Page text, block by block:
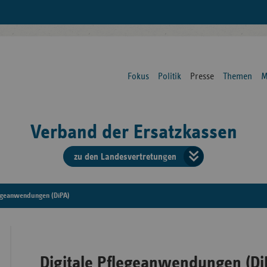
Fokus Politik Presse Themen
Verband der Ersatzkassen
zu den Landesvertretungen
der
(DiPA)
Digitale Pflegeanwendungen